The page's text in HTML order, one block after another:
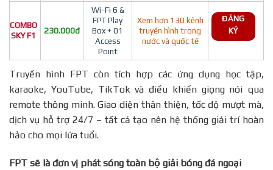
COMBO
SKY F1
230.000đ
Wi-Fi 6 &
FPT Play
Box + 01
Access
Point
Xem hơn 130 kênh
truyền hình trong
nước và quốc tế
ĐĂNG
KÝ
Truyền hình FPT còn tích hợp các ứng dụng học tập,
karaoke, YouTube, TikTok và điều khiển giọng nói qua
remote thông minh. Giao diện thân thiện, tốc độ mượt mà,
dịch vụ hỗ trợ 24/7 – tất cả tạo nên hệ thống giải trí hoàn
hảo cho mọi lứa tuổi.
FPT sẽ là đơn vị phát sóng toàn bộ giải bóng đá ngoại